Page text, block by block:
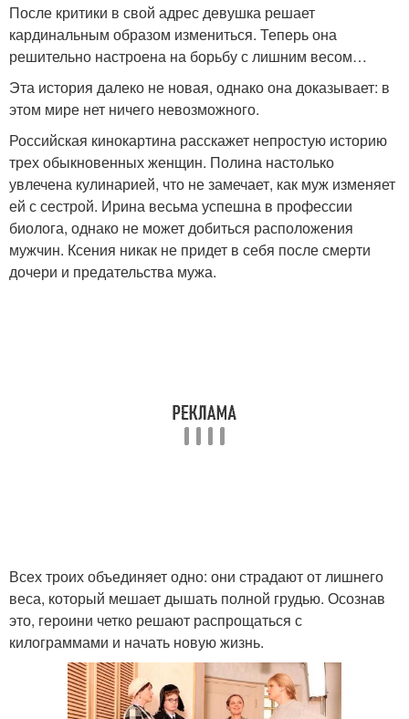
После критики в свой адрес девушка решает
кардинальным образом измениться. Теперь она
решительно настроена на борьбу с лишним весом…
Эта история далеко не новая, однако она доказывает: в
этом мире нет ничего невозможного.
Российская кинокартина расскажет непростую историю
трех обыкновенных женщин. Полина настолько
увлечена кулинарией, что не замечает, как муж изменяет
ей с сестрой. Ирина весьма успешна в профессии
биолога, однако не может добиться расположения
мужчин. Ксения никак не придет в себя после смерти
дочери и предательства мужа.
Всех троих объединяет одно: они страдают от лишнего
веса, который мешает дышать полной грудью. Осознав
это, героини четко решают распрощаться с
килограммами и начать новую жизнь.